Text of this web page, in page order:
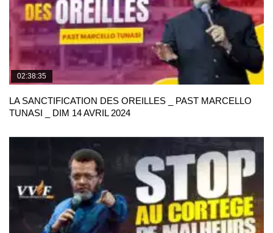
02:38:35
LA SANCTIFICATION DES OREILLES _ PAST MARCELLO
TUNASI _ DIM 14 AVRIL 2024